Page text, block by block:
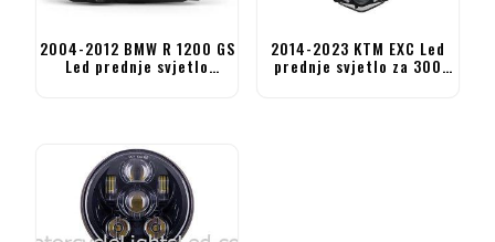
2004-2012 BMW R 1200 GS
Led prednje svjetlo
R1200GS avanturističko
2014-2023 KTM EXC Led
prednje svjetlo za 300
500 EXC 350 EXC-F 250